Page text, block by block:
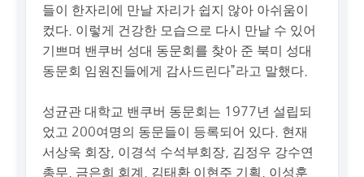
들이 한자리에 만날 자리가 쉽지 않아 아쉬움이
컸다. 이렇게 건강한 모습으로 다시 만날 수 있어
기쁘며 밴쿠버 성대 동문회를 찾아 준 북미 성대
동문회 임원진들에게 감사드린다”라고 말했다.
성균관 대학교 밴쿠버 동문회는 1977년 설립되
었고 200여명의 동문들이 등록되어 있다. 현재
서상욱 회장, 이경석 수석부회장, 김정우 강수연
총무, 금은희 회계, 김태환 이현주 기획, 이성훈